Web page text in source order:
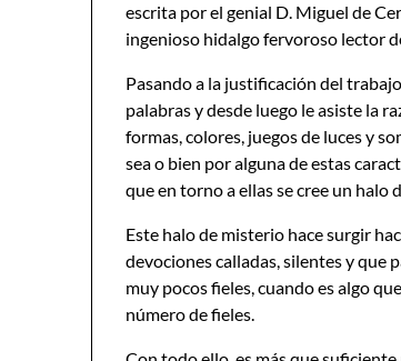
escrita por el genial D. Miguel de
ingenioso hidalgo fervoroso lector
Pasando a la justificación del
palabras y desde luego le asiste la
formas, colores, juegos de luces y
sea o bien por alguna de estas
que en torno a ellas se cree un
Este halo de misterio hace surgir
devociones calladas, silentes y que
muy pocos fieles, cuando es algo
número de fieles.